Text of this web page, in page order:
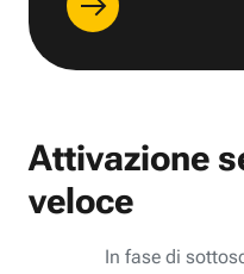
Attivazione
veloce
In fase di